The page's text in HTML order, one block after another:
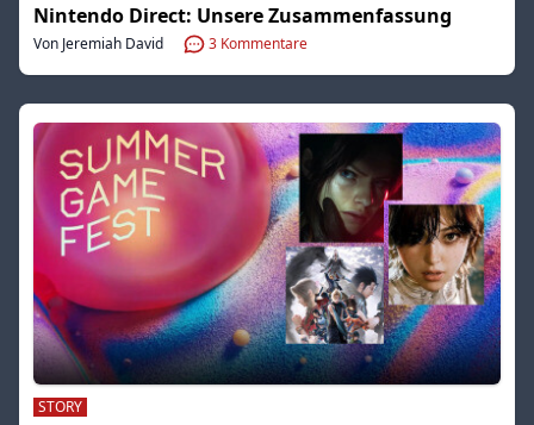
Nintendo Direct: Unsere Zusammenfassung
Von Jeremiah David 3 Kommentare
STORY